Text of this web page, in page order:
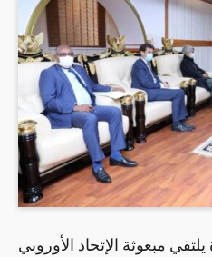
مبعوثة الإتحاد الأوروبي